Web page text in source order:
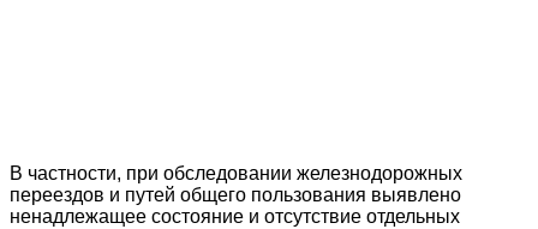
В частности, при обследовании железнодорожных
переездов и путей общего пользования выявлено
ненадлежащее состояние и отсутствие отдельных